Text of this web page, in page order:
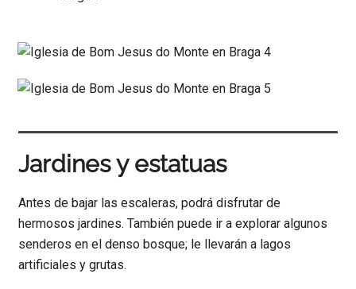
Jardines y estatuas
Antes de bajar las escaleras, podrá disfrutar de
hermosos jardines. También puede ir a explorar algunos
senderos en el denso bosque; le llevarán a lagos
artificiales y grutas.